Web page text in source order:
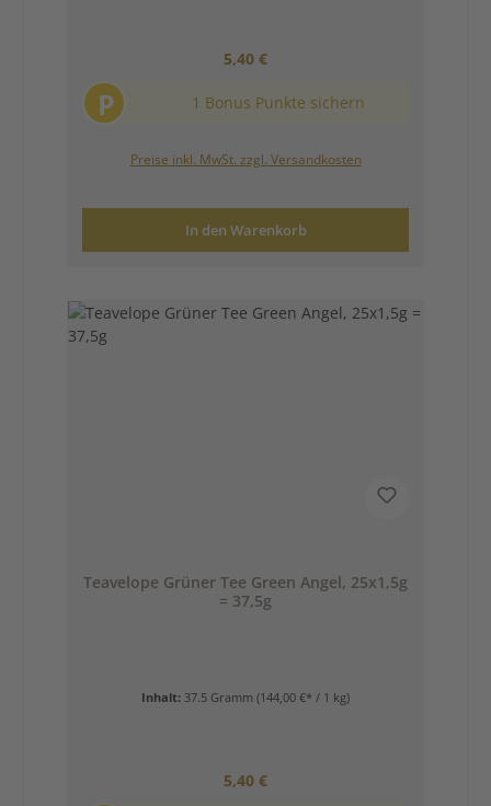
Regulärer Preis:
5,40 €
P 1 Bonus Punkte sichern
Preise inkl. MwSt. zzgl. Versandkosten
In den Warenkorb
Teavelope Grüner Tee Green Angel, 25x1,5g
= 37,5g
Inhalt: 37.5 Gramm (144,00 €* / 1 kg)
Regulärer Preis:
5,40 €